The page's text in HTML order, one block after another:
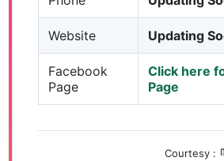
Website Updating
Facebook
Page
Click here
Page
Courtesy :